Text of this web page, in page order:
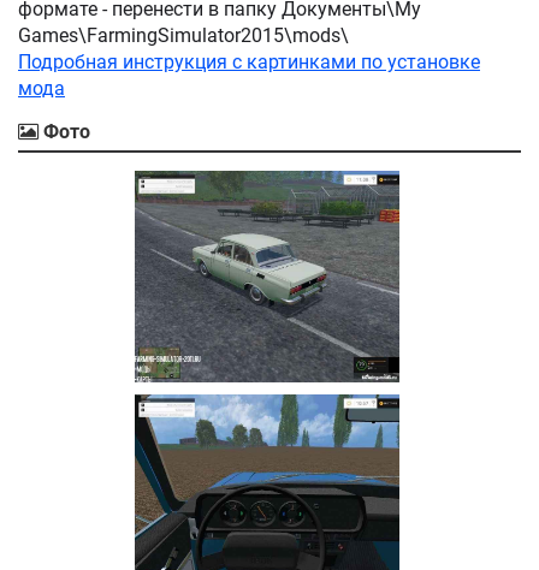
формате - перенести в папку Документы\My
Games\FarmingSimulator2015\mods\
Подробная инструкция с картинками по установке
мода
Фото